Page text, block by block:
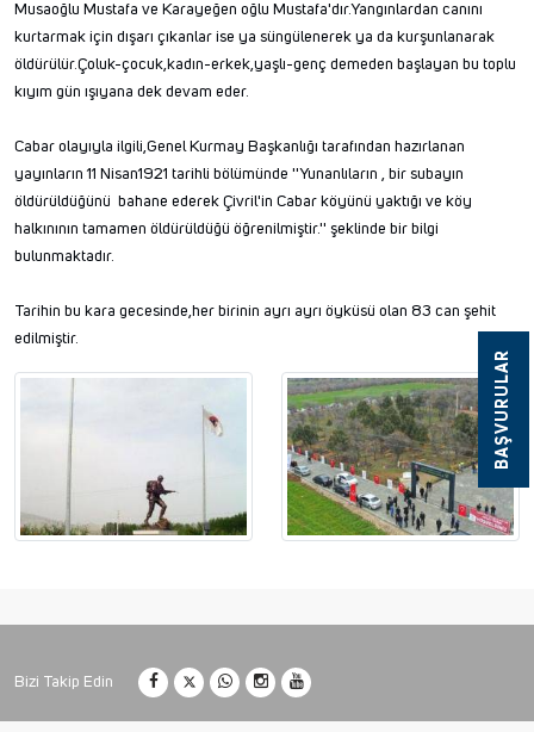
BAŞVURULAR
Musaoğlu Mustafa ve Karayeğen oğlu Mustafa'dır.Yangınlardan canını
kurtarmak için dışarı çıkanlar ise ya süngülenerek ya da kurşunlanarak
öldürülür.Çoluk-çocuk,kadın-erkek,yaşlı-genç demeden başlayan bu toplu
kıyım gün ışıyana dek devam eder.
Cabar olayıyla ilgili,Genel Kurmay Başkanlığı tarafından hazırlanan
yayınların 11 Nisan1921 tarihli bölümünde ''Yunanlıların , bir subayın
öldürüldüğünü bahane ederek Çivril'in Cabar köyünü yaktığı ve köy
halkınının tamamen öldürüldüğü öğrenilmiştir.'' şeklinde bir bilgi
bulunmaktadır.
Tarihin bu kara gecesinde,her birinin ayrı ayrı öyküsü olan 83 can şehit
edilmiştir.
Bizi Takip Edin